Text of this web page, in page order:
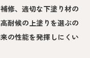
修、適切な下塗り材の
耐候の上塗りを選ぶの
の性能を発揮しにくい